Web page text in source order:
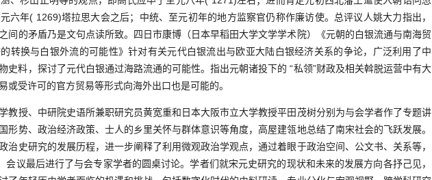
六年( 1269)塔拉思大会之后；中统、至元初年的地方监察官仍称作廉访使。总评议人姚大力指出，
间的矛盾乃是文句点读所致。四日市康博（日本早稻田大学文学学术院）《元朝的白银流通与南海贸
换与白银外流的可能性》针对有关元代白银流出与欧亚大陆白银经济关系的争论，广泛利用了中
史料，探讨了元代白银通过海路流通的可能性。指出元朝诸投下的 “私领”财政及相关斡脱运营中有大
或受许可的官方贸易等形式向海外出口也是可能的。
授、中研院史语所兼职研究员黄宽重和日本大阪市立大学教授平田茂树分别为与会学者作了专题讲
形势、政治经济政策、士人的乡里关怀与群体意识等角度，高屋建瓴地总结了南宋社会的飞跃发展。
治史研究的发展历程，进一步阐释了利用微观政治学观点，通过着眼于政治空间、公文书、关系等，
会议最后进行了与会专家学者的圆桌讨论。学者们就宋元史研究的现状和未来的发展方向各抒己见，